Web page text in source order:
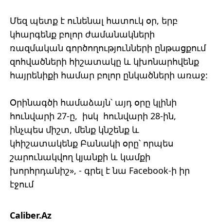
Մեզ պետք է ունենալ հատուկ օր, երբ
կհարգենք բոլոր ժամանակների
ռազմական գործողությունների ընթացքում
զոհվածների հիշատակը և կխոնարհվենք
հայրենիքի համար բոլոր ընկածների առաջ:
Օրինագծի համաձայն՝ այդ օրը կլինի
հունվարի 27-ը, իսկ հունվարի 28-ին,
ինչպես միշտ, մենք կնշենք և
կհիշատակենք Բանակի օրը՝ որպես
շարունակվող կյանքի և կամքի
խորհրդանիշ», - գրել է նա Facebook-ի իր
էջում
Caliber.Az